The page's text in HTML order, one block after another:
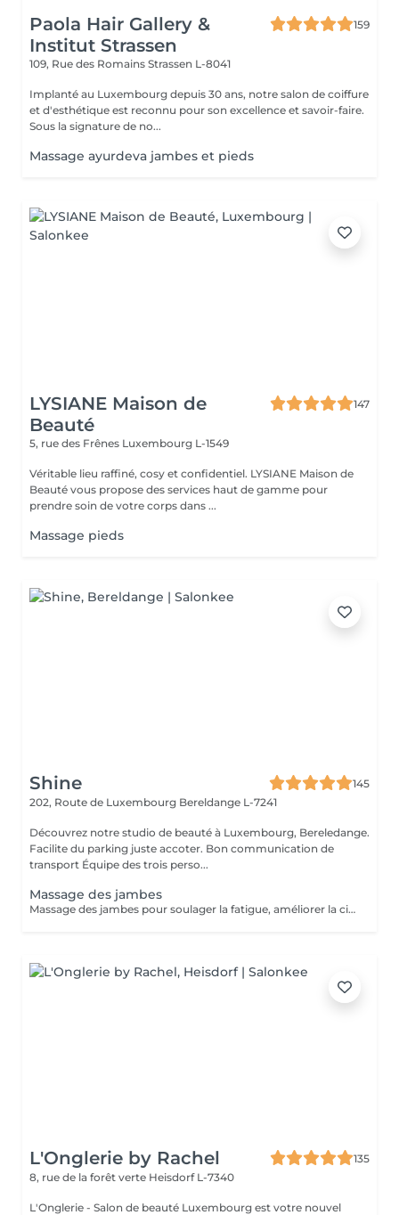
Paola Hair Gallery &
Institut Strassen
159
109, Rue des Romains Strassen L-8041
Implanté au Luxembourg depuis 30 ans, notre salon de coiffure
et d'esthétique est reconnu pour son excellence et savoir-faire.
Sous la signature de no...
Massage ayurdeva jambes et pieds
LYSIANE Maison de
Beauté
147
5, rue des Frênes Luxembourg L-1549
Véritable lieu raffiné, cosy et confidentiel. LYSIANE Maison de
Beauté vous propose des services haut de gamme pour
prendre soin de votre corps dans ...
Massage pieds
Shine
145
202, Route de Luxembourg Bereldange L-7241
Découvrez notre studio de beauté à Luxembourg, Bereledange.
Facilite du parking juste accoter. Bon communication de
transport Équipe des trois perso...
Massage des jambes
Massage des jambes pour soulager la fatigue, améliorer la circulation sanguine et réduire les tensions. Idéal en cas de jambes lourdes, fatigue ou station debout prolongée.
L'Onglerie by Rachel
135
8, rue de la forêt verte Heisdorf L-7340
L'Onglerie - Salon de beauté Luxembourg est votre nouvel